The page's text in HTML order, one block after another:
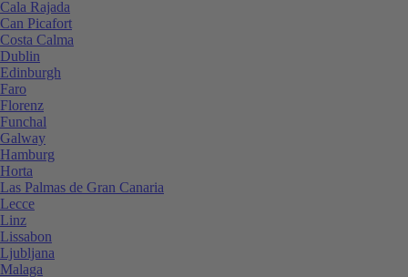
Cala Rajada
Can Picafort
Costa Calma
Dublin
Edinburgh
Faro
Florenz
Funchal
Galway
Hamburg
Horta
Las Palmas de Gran Canaria
Lecce
Linz
Lissabon
Ljubljana
Malaga